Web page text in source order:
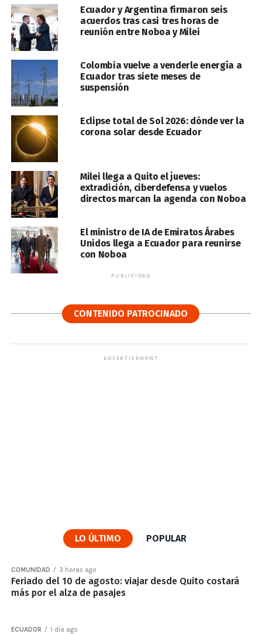
Ecuador y Argentina firmaron seis
acuerdos tras casi tres horas de
reunión entre Noboa y Milei
Colombia vuelve a venderle energía a
Ecuador tras siete meses de
suspensión
Eclipse total de Sol 2026: dónde ver la
corona solar desde Ecuador
Milei llega a Quito el jueves:
extradición, ciberdefensa y vuelos
directos marcan la agenda con Noboa
El ministro de IA de Emiratos Árabes
Unidos llega a Ecuador para reunirse
con Noboa
PUBLICIDAD
CONTENIDO PATROCINADO
ADVERTISEMENT
LO ÚLTIMO POPULAR
COMUNIDAD 3 horas ago
Feriado del 10 de agosto: viajar desde Quito costará
más por el alza de pasajes
ECUADOR 1 día ago